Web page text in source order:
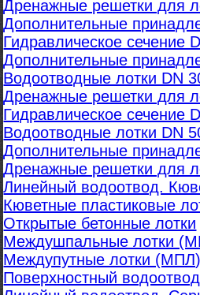
Дренажные решетки для
Дополнительные
Гидравлическое сечение
Дополнительные
Водоотводные лотки DN
Дренажные решетки для
Гидравлическое сечение
Водоотводные лотки DN
Дополнительные
Дренажные решетки для
Линейный водоотвод.
Кюветные пластиковые
Открытые бетонные лотки
Междушпальные лотки
Междупутные лотки (МПЛ)
Поверхностный